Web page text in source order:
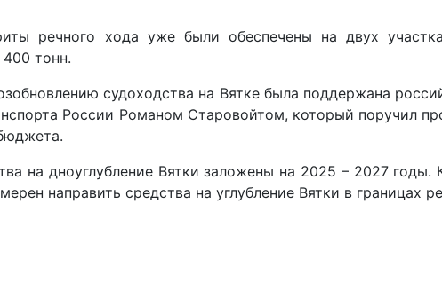
речного хода уже были обеспечены на двух
400 тонн.
судоходства на Вятке была поддержана
России Романом Старовойтом, который поручил
на дноуглубление Вятки заложены на 2025 – 2027
направить средства на углубление Вятки в границах